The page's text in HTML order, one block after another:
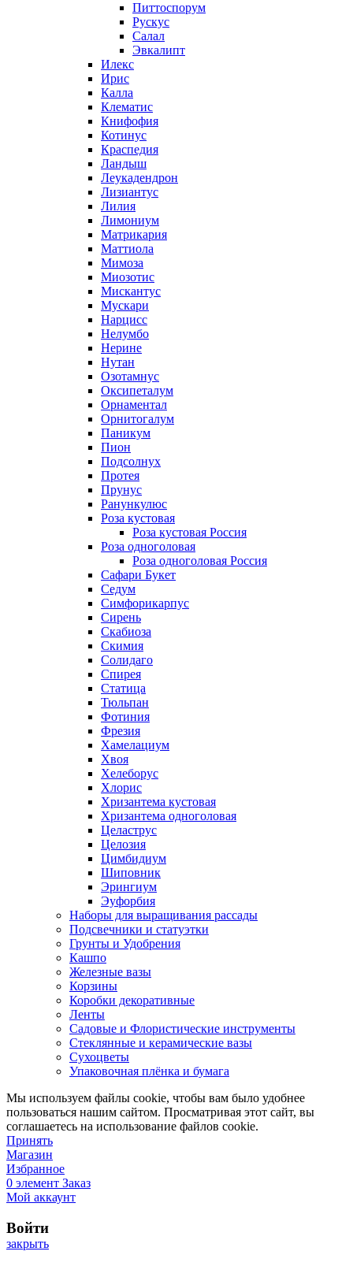
Питтоспорум
Рускус
Салал
Эвкалипт
Илекс
Ирис
Калла
Клематис
Книфофия
Котинус
Краспедия
Ландыш
Леукадендрон
Лизиантус
Лилия
Лимониум
Матрикария
Маттиола
Мимоза
Миозотис
Мискантус
Мускари
Нарцисс
Нелумбо
Нерине
Нутан
Озотамнус
Оксипеталум
Орнаментал
Орнитогалум
Паникум
Пион
Подсолнух
Протея
Прунус
Ранункулюс
Роза кустовая
Роза кустовая Россия
Роза одноголовая
Роза одноголовая Россия
Сафари Букет
Седум
Симфорикарпус
Сирень
Скабиоза
Скимия
Солидаго
Спирея
Статица
Тюльпан
Фотиния
Фрезия
Хамелациум
Хвоя
Хелеборус
Хлорис
Хризантема кустовая
Хризантема одноголовая
Целаструс
Целозия
Цимбидиум
Шиповник
Эрингиум
Эуфорбия
Наборы для выращивания рассады
Подсвечники и статуэтки
Грунты и Удобрения
Кашпо
Железные вазы
Корзины
Коробки декоративные
Ленты
Садовые и Флористические инструменты
Стеклянные и керамические вазы
Сухоцветы
Упаковочная плёнка и бумага
Мы используем файлы cookie, чтобы вам было удобнее
пользоваться нашим сайтом. Просматривая этот сайт, вы
соглашаетесь на использование файлов cookie.
Принять
Магазин
Избранное
0 элемент Заказ
Мой аккаунт
Войти
закрыть